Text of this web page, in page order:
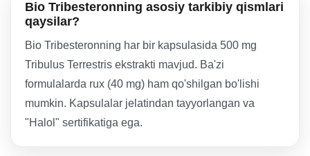
Bio Tribesteronning asosiy tarkibiy qismlari
qaysilar?
Bio Tribesteronning har bir kapsulasida 500 mg
Tribulus Terrestris ekstrakti mavjud. Ba'zi
formulalarda rux (40 mg) ham qo'shilgan bo'lishi
mumkin. Kapsulalar jelatindan tayyorlangan va
"Halol" sertifikatiga ega.